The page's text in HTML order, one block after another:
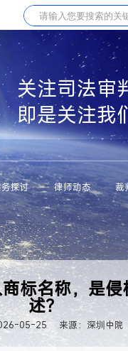
关注司法审
即是关注我
探讨 律师动态 裁
标名称，是
述？
05-25 来源：深圳中院